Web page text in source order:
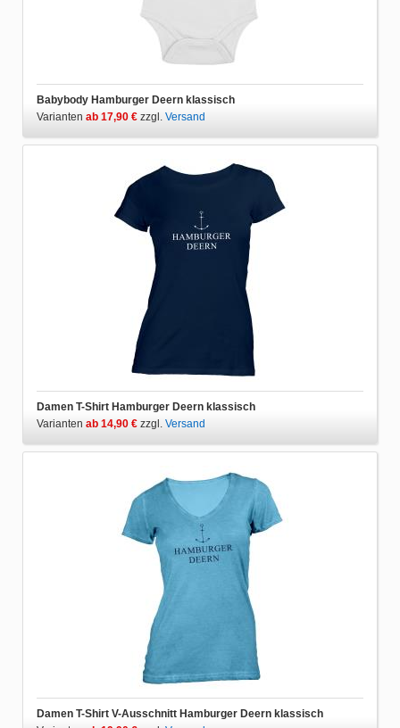
Babybody Hamburger Deern klassisch
Varianten ab 17,90 € zzgl. Versand
Damen T-Shirt Hamburger Deern klassisch
Varianten ab 14,90 € zzgl. Versand
Damen T-Shirt V-Ausschnitt Hamburger Deern klassisch